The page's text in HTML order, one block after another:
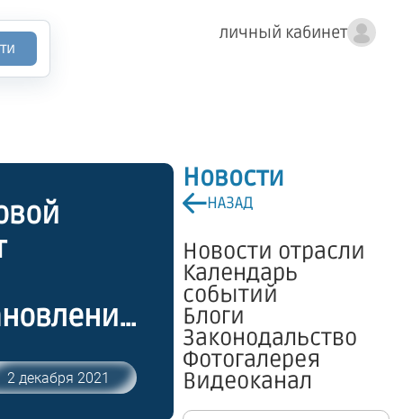
личный кабинет
Новости
НАЗАД
Новости отрасли
Календарь
событий
Блоги
Законодальство
Фотогалерея
Видеоканал
2 декабря 2021